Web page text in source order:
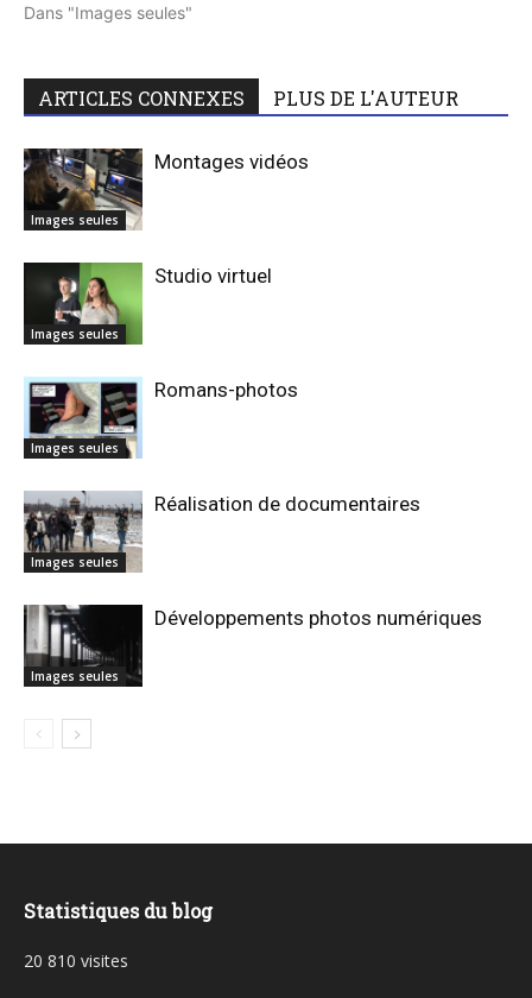
Dans "Images seules"
ARTICLES CONNEXES PLUS DE L'AUTEUR
Images seules
Montages vidéos
Images seules
Studio virtuel
Images seules
Romans-photos
Images seules
Réalisation de documentaires
Images seules
Développements photos numériques
Statistiques du blog
20 810 visites